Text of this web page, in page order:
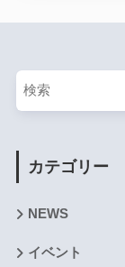
カテゴリー
NEWS
イベント